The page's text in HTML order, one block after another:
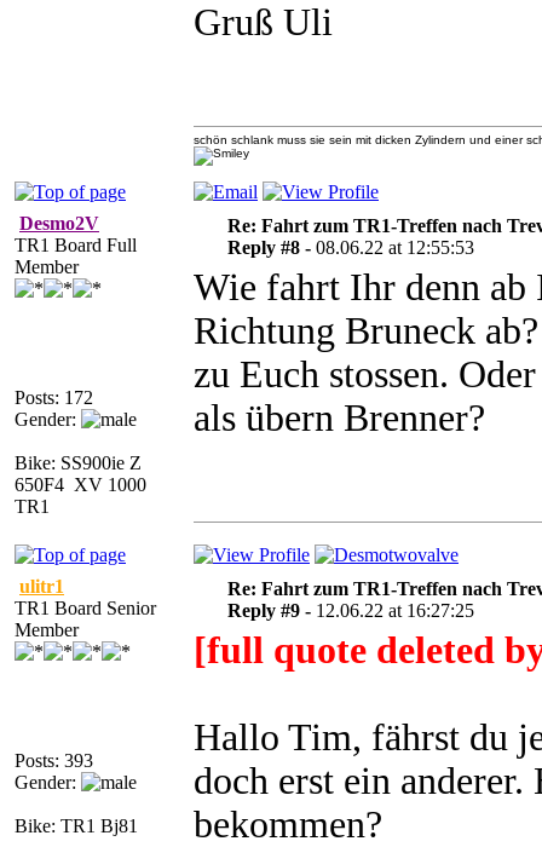
Gruß Uli
schön schlank muss sie sein mit dicken Zylindern und einer
Desmo2V
TR1 Board Full
Member
Posts: 172
Gender:
Bike: SS900ie Z
650F4 XV 1000
TR1
Re: Fahrt zum TR1-Treffen nach
Reply #8 - 08.06.22 at 12:55:53
Wie fahrt Ihr denn
Richtung Bruneck
zu Euch stossen.
als übern Brenner?
ulitr1
TR1 Board Senior
Member
Posts: 393
Gender:
Bike: TR1 Bj81
Re: Fahrt zum TR1-Treffen nach
Reply #9 - 12.06.22 at 16:27:25
[full quote deleted
Hallo Tim, fährst du
doch erst ein anderer.
bekommen?